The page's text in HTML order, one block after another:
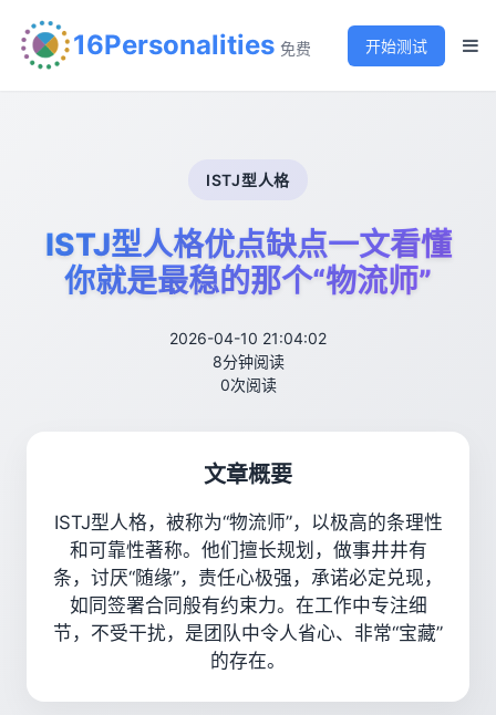
16Personalities 免费 开始测试
ISTJ型人格
ISTJ型人格优点缺点一文看懂
你就是最稳的那个“物流师”
2026-04-10 21:04:02
8分钟阅读
0次阅读
文章概要
ISTJ型人格，被称为“物流师”，以极高的条理性
和可靠性著称。他们擅长规划，做事井井有
条，讨厌“随缘”，责任心极强，承诺必定兑现，
如同签署合同般有约束力。在工作中专注细
节，不受干扰，是团队中令人省心、非常“宝藏”
的存在。